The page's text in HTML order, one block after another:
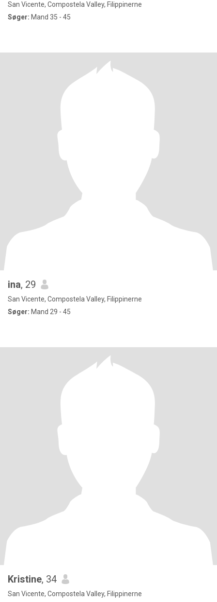
San Vicente, Compostela Valley, Filippinerne
Søger: Mand 35 - 45
ina, 29
San Vicente, Compostela Valley, Filippinerne
Søger: Mand 29 - 45
Kristine, 34
San Vicente, Compostela Valley, Filippinerne